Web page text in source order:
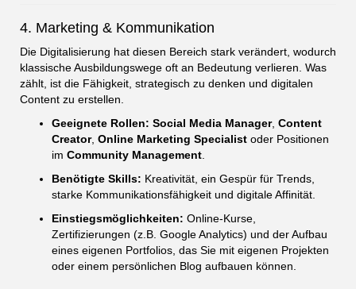
4. Marketing & Kommunikation
Die Digitalisierung hat diesen Bereich stark verändert, wodurch
klassische Ausbildungswege oft an Bedeutung verlieren. Was
zählt, ist die Fähigkeit, strategisch zu denken und digitalen
Content zu erstellen.
Geeignete Rollen: Social Media Manager, Content
Creator, Online Marketing Specialist oder Positionen
im Community Management
Benötigte Skills: Kreativität, ein Gespür für Trends,
starke Kommunikationsfähigkeit und digitale Affinität.
Einstiegsmöglichkeiten: Online-Kurse,
Zertifizierungen (z.B. Google Analytics) und der Aufbau
eines eigenen Portfolios, das Sie mit eigenen Projekten
oder einem persönlichen Blog aufbauen können.